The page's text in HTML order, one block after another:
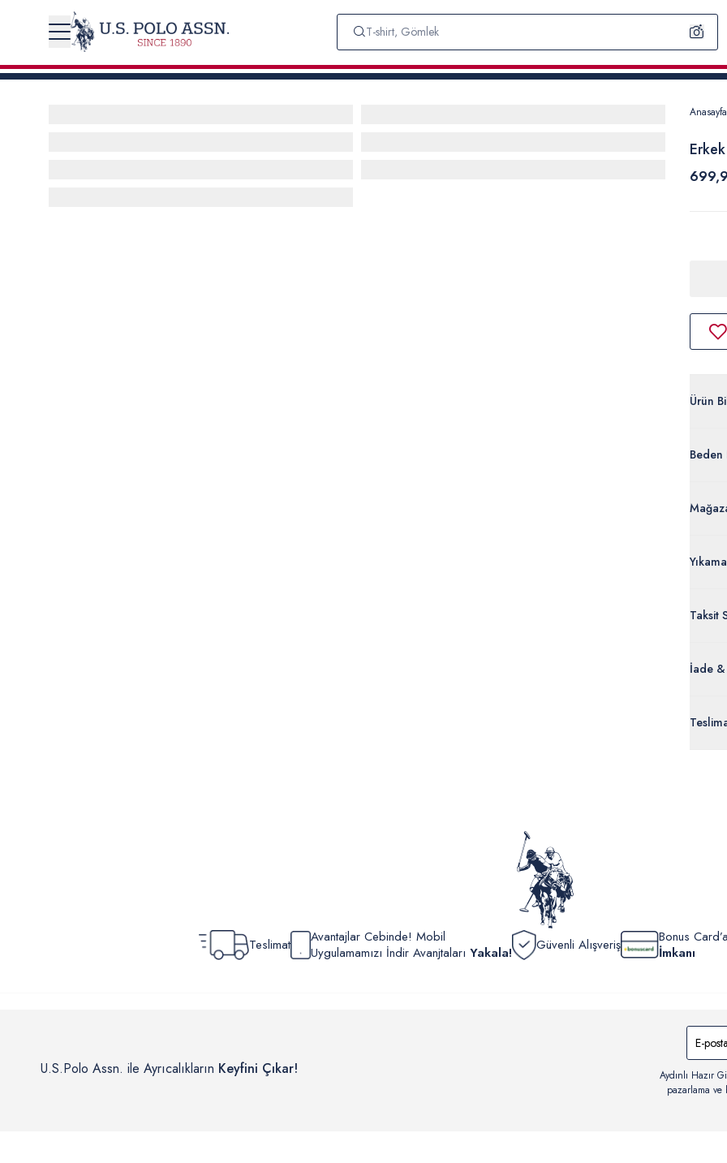
Anasayfa
Ürün
%100
Ürün
Beden
Taksit
İade &
Teslimat
Avantajlar Cebinde! Mobil
Uygulamamızı İndir Avanjtaları Yakala! Güvenli Alışveriş
Bonus
İmkanı
U.S.Polo Assn. ile Ayrıcalıkların Keyfini Çıkar!
Aydınlı Hazır
pazarlama